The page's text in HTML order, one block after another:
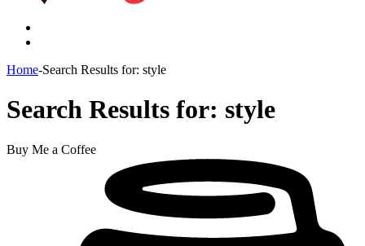
Home-Search Results for: style
Search Results for: style
Buy Me a Coffee